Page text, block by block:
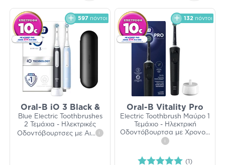
597 πόντοι
Oral-B iO 3 Black &
Blue Electric Toothbrushes
2 Τεμάχια - Ηλεκτρικές
Οδοντόβουρτσες με Αι... i
132 πόντοι
Oral-B Vitality Pro
Electric Toothbrush Μαύρο 1
Τεμάχιο - Ηλεκτρική
Οδοντόβουρτσα με Χρονο...
i
(1)